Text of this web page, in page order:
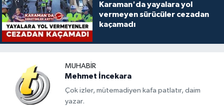
Karaman'da yayalara yol
vermeyen sürücüler cezadan
kaçamadı
MUHABIR
Mehmet İncekara
Çok izler, mütemadiyen kafa patlatır, daim
yazar.